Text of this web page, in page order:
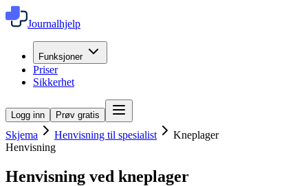
Journalhjelp
Funksjoner
Priser
Sikkerhet
Logg inn Prøv gratis
Skjema Henvisning til spesialist
Kneplager
Henvisning
Henvisning ved kneplager